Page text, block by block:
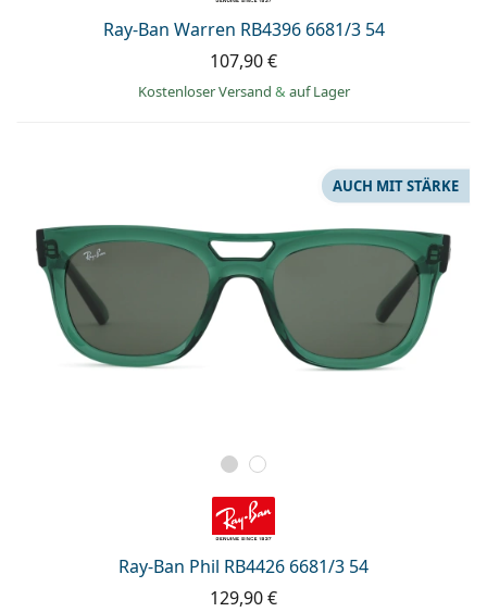
Ray-Ban Warren RB4396 6681/3 54
107,90 €
Kostenloser Versand & auf Lager
Ray-Ban Phil RB4426 6681/3 54
AUCH MIT STÄRKE
129,90 €